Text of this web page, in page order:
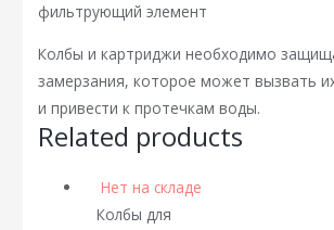
фильтрующий элемент
Колбы и картриджи необходимо
замерзания, которое может вызвать
и привести к протечкам воды.
Related products
Нет на складе
Колбы для